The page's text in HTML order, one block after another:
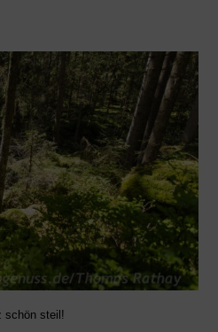
schön steil!